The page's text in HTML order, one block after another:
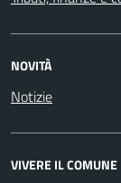
NOVITÀ
Notizie
VIVERE IL COMUNE